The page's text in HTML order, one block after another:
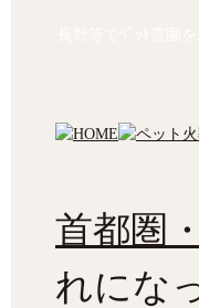
首都圏
れにな